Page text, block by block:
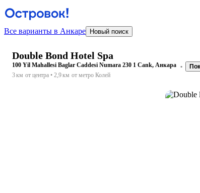
Все варианты в Анкаре Новый поиск
Double Bond Hotel Spa
100 Yil Mahallesi Baglar Caddesi Numara 230 1 Cank, Анкара
3 км от центра 2,9 км от метро Колей